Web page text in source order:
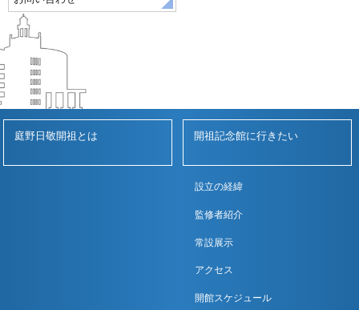
庭野日敬開祖とは 開祖記念館に行きたい
設立の経緯
監修者紹介
常設展示
アクセス
開館スケジュール